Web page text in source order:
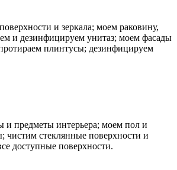
и зеркала; моем раковину,
и дезинфицируем унитаз; моем фасады
плинтусы; дезинфицируем
и предметы интерьера; моем пол и
чистим стеклянные поверхности и
доступные поверхности.